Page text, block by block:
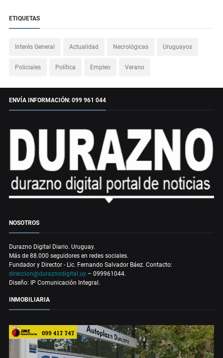
ETIQUETAS
Interés General Actualidad Necrológicas Uruguayos
Policiales Política Empleo Verano
ENVÍA INFORMACIÓN: 099 961 044
NOSOTROS
Durazno Digital Diario. Uruguay.
Más de 88.000 seguidores en redes sociales.
Fundador y Director - Lic. Fernando Salvador Báez. Contacto:
direccion@duraznodigital.uy – 099961044.
Diseño: IP Comunicación Integral.
INMOBILIARIA